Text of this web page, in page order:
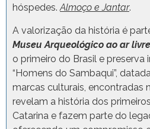
hóspedes.Almoço e Jantar.
A valorização da história é
Museu Arqueológico ao ar livre
o primeiro do Brasil e preserva
“Homens do Sambaqui”,
marcas culturais, encontradas
revelam a história dos
Catarina e fazem parte do